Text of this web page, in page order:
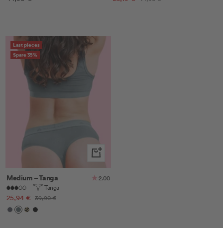
Last pieces
Spare 35%
Schnellansicht
Medium – Tanga
2.00
Tanga
Angebotspreis
25,94 € Regulärer
Preis
39,90 €
Anthrazit
DarkLeoSchwarz